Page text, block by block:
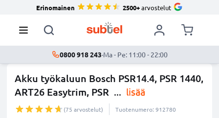
Erinomainen 2500+arvostelut
0800 918 243·Ma - Pe: 11:00 - 22:00
Akku työkaluun Bosch PSR14.4, PSR 1440,
ART26 Easytrim, PSR ... lisää
(75 arvostelut) Tuotenumero: 912780